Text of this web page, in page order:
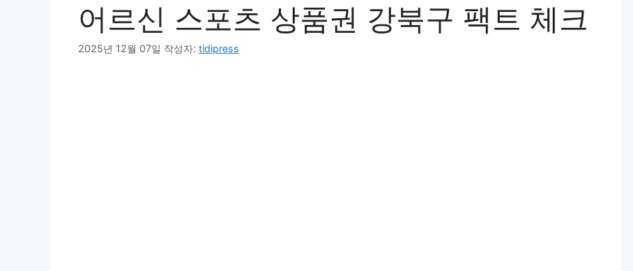
어르신 스포츠 상품권 강북구 팩트 체크
2025년 12월 07일 작성자: tidipress